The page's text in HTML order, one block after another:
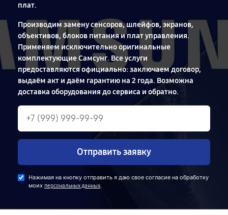
плат.
Производим замену сенсоров, шлейфов, экранов,
объективов, блоков питания и плат управления.
Применяем исключительно оригинальные
комплектующие Самсунг. Все услуги
предоставляются официально: заключаем договор,
выдаём акт и даём гарантию на 2 года. Возможна
доставка оборудования до сервиса и обратно.
Отправить заявку
Нажимая на кнопку отправить я даю свое согласие на обработку
моих персональных данных.